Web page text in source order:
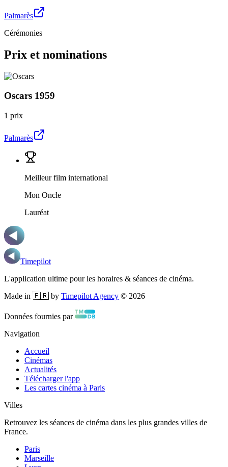
Palmarès
Cérémonies
Prix et nominations
Oscars 1959
1 prix
Palmarès
Meilleur film international
Mon Oncle
Lauréat
Timepilot
L'application ultime pour les horaires & séances de cinéma.
Made in 🇫🇷 by Timepilot Agency © 2026
Données fournies par
Navigation
Accueil
Cinémas
Actualités
Télécharger l'app
Les cartes cinéma à Paris
Villes
Retrouvez les séances de cinéma dans les plus grandes villes de
France.
Paris
Marseille